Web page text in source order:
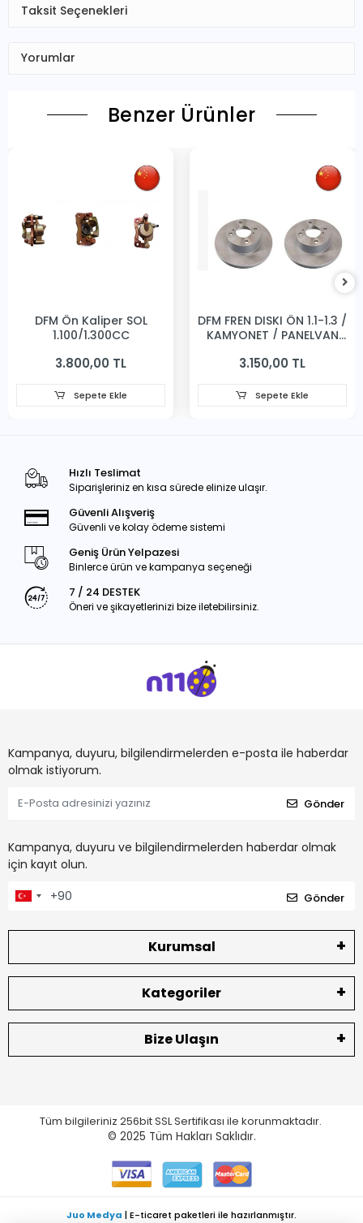
Taksit Seçenekleri
Yorumlar
Benzer Ürünler
DFM Ön Kaliper SOL
1,100/1,300CC
3.800,00 TL
Sepete Ekle
DFM FREN DISKI ÖN 1.1-1.3 /
KAMYONET / PANELVAN
3.150,00 TL
Sepete Ekle
Hızlı Teslimat
Siparişleriniz en kısa sürede elinize ulaşır.
Güvenli Alışveriş
Güvenli ve kolay ödeme sistemi
Geniş Ürün Yelpazesi
Binlerce ürün ve kampanya seçeneği
7 / 24 DESTEK
Öneri ve şikayetlerinizi bize iletebilirsiniz.
Kampanya, duyuru, bilgilendirmelerden e-posta ile haberdar
olmak istiyorum.
Gönder
Kampanya, duyuru ve bilgilendirmelerden haberdar olmak
için kayıt olun.
Gönder
Kurumsal
Kategoriler
Bize Ulaşın
Tüm bilgileriniz 256bit SSL Sertifikası ile korunmaktadır.
© 2025 Tüm Hakları Saklıdır.
Juo Medya | E-ticaret paketleri ile hazırlanmıştır.